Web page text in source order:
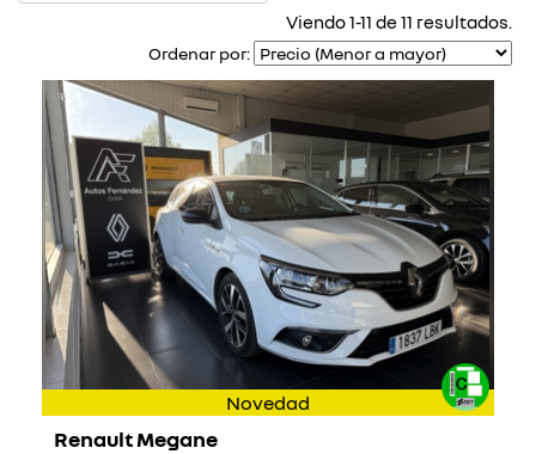
Viendo 1-11 de 11 resultados.
Ordenar por:
Novedad
Renault Megane